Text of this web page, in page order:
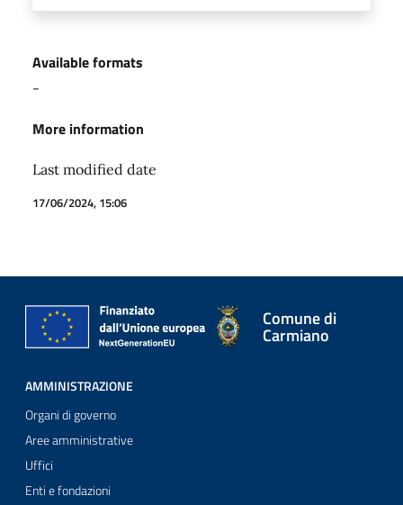
Available formats
-
More information
Last modified date
17/06/2024, 15:06
Comune di
Carmiano
AMMINISTRAZIONE
Organi di governo
Aree amministrative
Uffici
Enti e fondazioni